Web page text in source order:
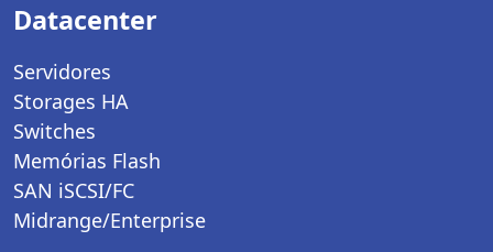
Datacenter
Servidores
Storages HA
Switches
Memórias Flash
SAN iSCSI/FC
Midrange/Enterprise